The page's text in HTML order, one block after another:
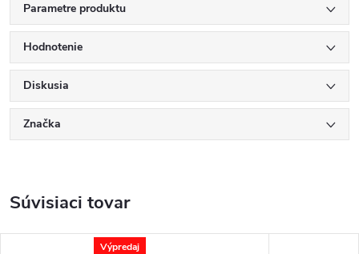
Parametre produktu
Hodnotenie
Diskusia
Značka
Súvisiaci tovar
Výpredaj